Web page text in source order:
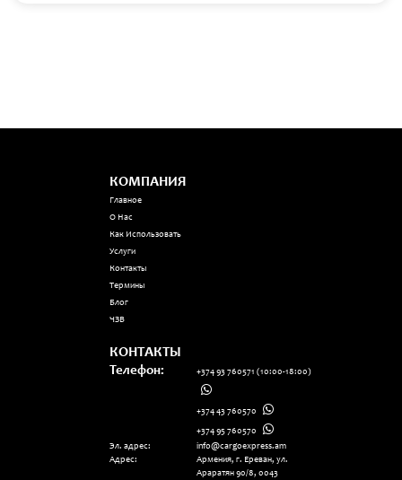
КОМПАНИЯ
Главное
О Нас
Как Использовать
Услуги
Контакты
Термины
Блог
ЧЗВ
КОНТАКТЫ
Телефон: +374 93 760571 (10:00-18:00)
+374 43 760570
+374 95 760570
Эл. адрес:
info@cargoexpress.am
Адрес:
Армения, г. Ереван, ул.
Араратян 90/8, 0043